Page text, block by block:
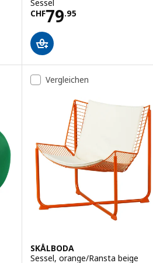
Sessel
CHF79.95
Preis CHF 79.95
Vergleichen
SKÅLBODA
Sessel, orange/Ransta beige